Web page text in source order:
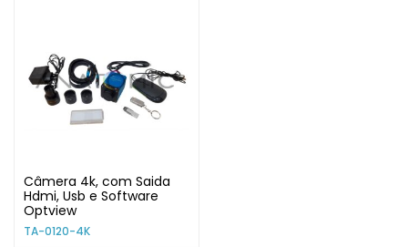
Câmera 4k, com Saida
Hdmi, Usb e Software
Optview
TA-0120-4K